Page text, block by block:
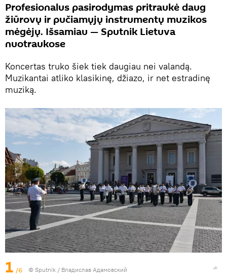
Profesionalus pasirodymas pritraukė daug
žiūrovų ir pučiamųjų instrumentų muzikos
mėgėjų. Išsamiau — Sputnik Lietuva
nuotraukose
Koncertas truko šiek tiek daugiau nei valandą.
Muzikantai atliko klasikinę, džiazo, ir net estradinę
muziką.
1 /6 © Sputnik / Владислав Адамовский